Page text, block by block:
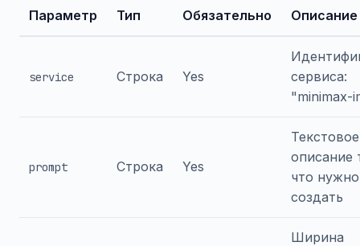
Параметр Тип Обязательно Описание
service Строка Yes
сервиса:
"minimax-
prompt Строка Yes
Текстовое
описание
что нужно
создать
Ширина